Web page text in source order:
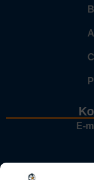
E-